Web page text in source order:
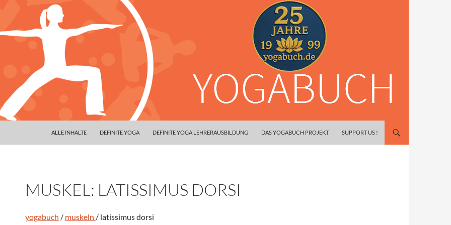
ALLE INHALTE DEFINITE YOGA DEFINITE YOGA LEHRERAUSBILDUNG DAS YOGABUCH PROJEKT SUPPORT US !
MUSKEL: LATISSIMUS DORSI
yogabuch / muskeln / latissimus dorsi